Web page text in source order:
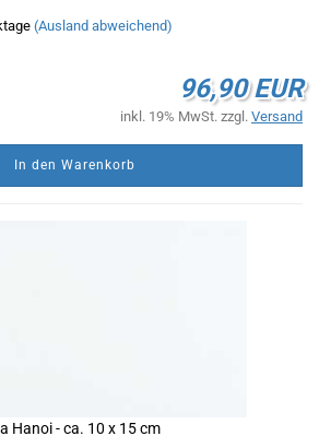
(Ausland abweichend)
96,90 EUR
inkl. 19% MwSt. zzgl. Versand
In den Warenkorb
Hanoi - ca. 10 x 15 cm